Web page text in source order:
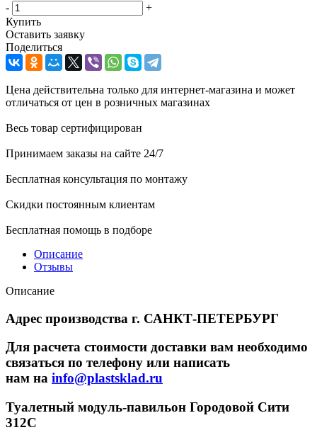
-
+
Купить
Оставить заявку
Поделиться
Цена действительна только для интернет-магазина и может
отличаться от цен в розничных магазинах
Весь товар сертифицирован
Принимаем заказы на сайте 24/7
Бесплатная консультация по монтажу
Скидки постоянным клиентам
Бесплатная помощь в подборе
Описание
Отзывы
Описание
Адрес производства г. САНКТ-ПЕТЕРБУРГ
Для расчета стоимости доставки вам необходимо
связаться по телефону или написать
нам на info@plastsklad.ru
Туалетный модуль-павильон Городовой Сити
312С